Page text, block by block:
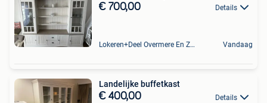
€ 700,00 Details
Lokeren+Deel Overmere En Zele Vandaag
Landelijke buffetkast
€ 400,00 Details